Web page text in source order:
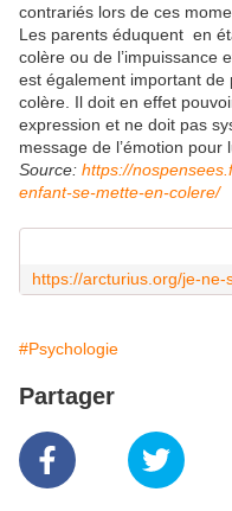
contrariés lors de ces
Les parents éduquent en
colère ou de l’impuissance
est également important de
colère. Il doit en effet
expression et ne doit pas
message de l’émotion pour
Source: https://
enfant-se-mette-en-colere/
#Psychologie
Partager